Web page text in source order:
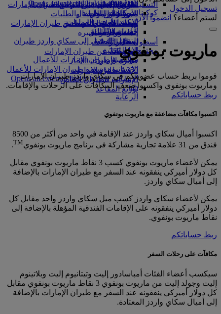
تناول الطعام في الدرجة السياحية
الممتازة
وجبات الدرجة السياحية
المشروبات
أسطول طائراتنا
بوينج 777
طائرة الإمارات A380
A350 طائرة الإمارات
الإمارات للطيران الخاص
توزيع المقاعد
السوق الحرة
متجرنا الرسمي
التسلية للأطفال
الترفيه عن الأطفال
ألعاب الأطفال
أنشطة للأطفال
in a new tab
كوكبنا
الاستدامة في العمليات
السياسة البيئية
التقارير البيئية
مجتمعاتنا المحلية
مؤسسة طيران الإمارات للأعمال
الإنسانيةمؤسسة طيران الإمارات للأعمال
الإنسانية Opens an external link in a new
tab
الرعاية
Opens an external link in a new tab
شركاؤنا
سكاي واردز رايل
حاسبة الأميال
تسجيل الدخول إلى سكاي واردز طيران
الإمارات
سكاي واردز+
السفر لأصحاب الهمم مع طيران الإمارات
المساعدة الخاصة والطلبات
تجربتكم على متن الطائرة
الأدوات والموارد
الهاتف المتحرك وتطبيق طيران الإمارات
إلغاء حجز أو تغييره
تعطل الرحلات
معلومات عن طيران الإمارات
تسجيل الدخول
لستم أعضاء؟ انضموا الآن
ماريوت بونفوي
قوموا بربط حساب عضويتكم في سكاي واردز طيران الإمارات
وماريوت بونفوي واكسبوا ضعف المكافآت على الرحلات والإقامات.
ربط حساباتكم
اكسبوا مكافآت مضاعفة مع ماريوت بونفوي
اكسبوا أميال سكاي واردز عند الإقامة في واحد من أكثر من 8500
فندق من 31 علامة تجارية مشاركة في برنامج ماريوت بونفوي
TM
.
يمكن لأعضاء ماريوت بونفوي كسب 3 نقاط ماريوت بونفوي مقابل
كل دولار أميركي ينفقونه عند السفر مع طيران الإمارات بالإضافة
إلى أميال سكاي واردز.
يمكن لأعضاء سكاي واردز كسب ميل سكاي واردز واحد مقابل كل
دولار أميركي ينفقونه على الإقامات الفندقية المؤهلة بالإضافة إلى
نقاط ماريوت بونفوي.
ربط حساباتكم
مكافآت على رحلات السفر
سيكسب أعضاء الفئات أمباسادور إليت وتيتانيوم إليت وبلاتينوم
إليت وجولد إليت من ماريوت بونفوي 3 نقاط ماريوت بونفوي مقابل
كل دولار أميركي ينفقونه عند السفر مع طيران الإمارات بالإضافة
إلى أميال سكاي واردز المعتادة.